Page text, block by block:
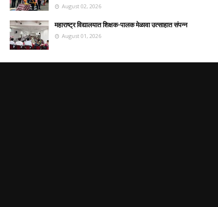
August 02, 2026
महाराष्ट्र विद्यालयात शिक्षक-पालक मेळावा उत्साहात संपन्न
August 01, 2026